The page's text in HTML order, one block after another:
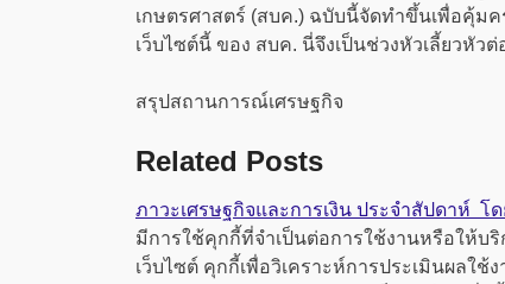
เกษตรศาสตร์ (สบค.) ฉบับนี้จัดทำขึ้นเพื่อคุ้ม
เว็บไซต์นี้ ของ สบค. นี่จึงเป็นช่วงหัวเลี้ยวหั
สรุปสถานการณ์เศรษฐกิจ
Related Posts
ภาวะเศรษฐกิจและการเงิน ประจำสัปดาห์ โด
มีการใช้คุกกี้ที่จำเป็นต่อการใช้งานหรือให้บ
เว็บไซต์ คุกกี้เพื่อวิเคราะห์การประเมินผลใ